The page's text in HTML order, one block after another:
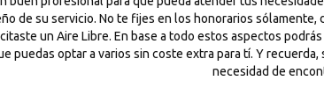
de su servicio. No te fijes en los honorarios
un Aire Libre. En base a todo estos aspectos
puedas optar a varios sin coste extra para tí. Y
necesidad de